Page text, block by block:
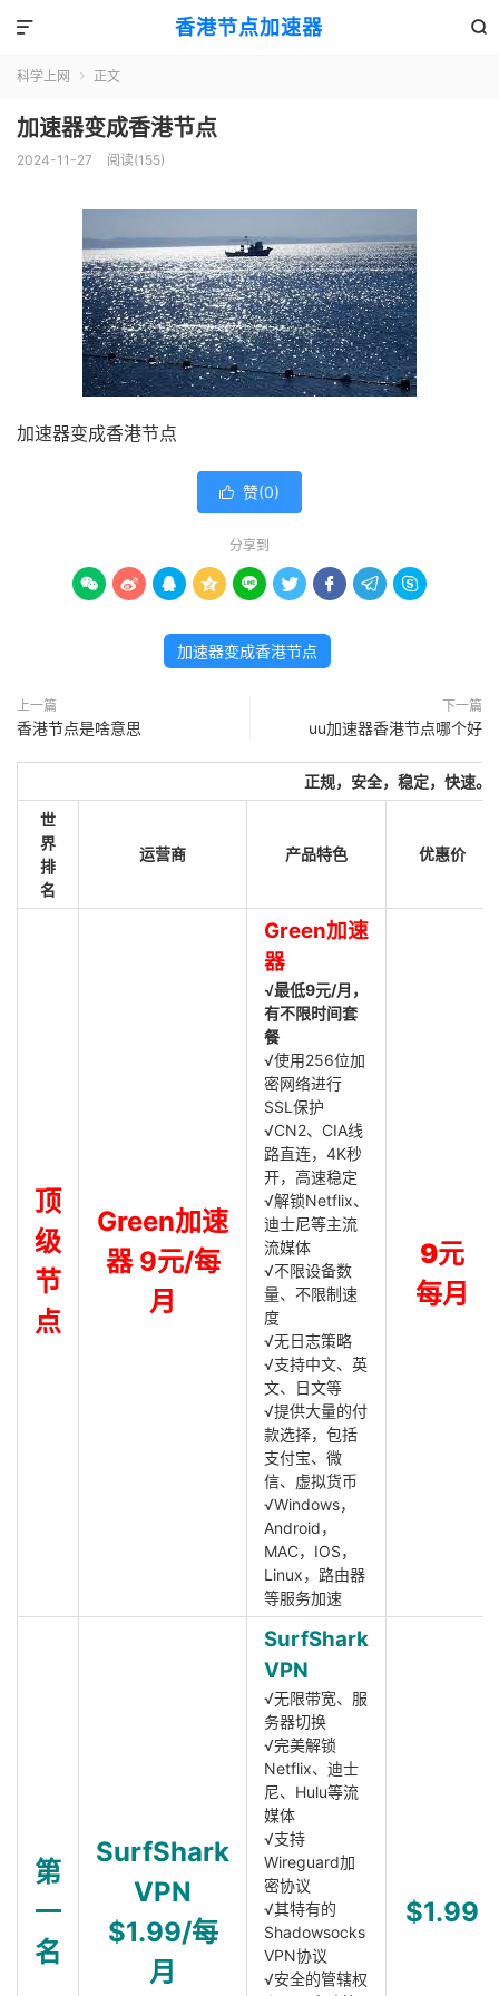
香港节点加速器 

科学上网  正文
加速器变成香港节点
2024-11-27 阅读(155)
加速器变成香港节点
 赞(0)
分享到
        
加速器变成香港节点
上一篇
香港节点是啥意思
下一篇
uu加速器香港节点哪个好
正规，安全，稳定，快速。
世
界
排
名
运营商 产品特色 优惠价
顶
级
节
点
Green加速
器 9元/每
月
Green加速
器
√最低9元/月，
有不限时间套
餐
√使用256位加
密网络进行
SSL保护
√CN2、CIA线
路直连，4K秒
开，高速稳定
√解锁Netflix、
迪士尼等主流
流媒体
√不限设备数
量、不限制速
度
√无日志策略
√支持中文、英
文、日文等
√提供大量的付
款选择，包括
支付宝、微
信、虚拟货币
√Windows，
Android，
MAC，IOS，
Linux，路由器
等服务加速
9元
每月
第
一
名
SurfShark
VPN
$1.99/每
月
SurfShark
VPN
√无限带宽、服
务器切换
√完美解锁
Netflix、迪士
尼、Hulu等流
媒体
√支持
Wireguard加
密协议
√其特有的
Shadowsocks
VPN协议
√安全的管辖权
$1.99